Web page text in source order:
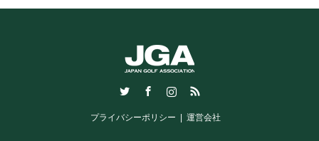
RSS
プライバシーポリシー 運営会社